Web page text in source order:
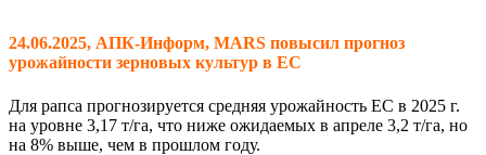
24.06.2025, АПК-Информ, MARS повысил прогноз
урожайности зерновых культур в ЕС
Для рапса прогнозируется средняя урожайность ЕС в 2025 г.
на уровне 3,17 т/га, что ниже ожидаемых в апреле 3,2 т/га, но
на 8% выше, чем в прошлом году.